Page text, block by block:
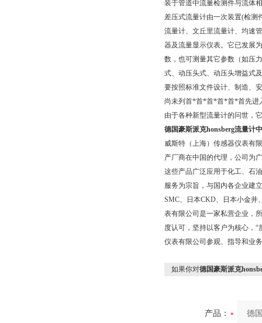
装于管道中流量检测件与流体
差压式流量计由一次装置(检测
流量计、文丘里流量计、均速
器及流量显示仪表。它已发展
数，也可测量其它参数（如压
式、动压头式、动压头增益式
要按照标准文件设计、制造、
尚未列首*首*首*首*首*首先进
由于各种新型流量计的问世，
德国豪斯派克honsberg流量计
威斯特（上海）传感器仪表有
产厂商在中国的代理，公司为
这些产品广泛应用于化工、石
服务为宗旨，与国内各企业建
SMC、日本CKD、日本小金井
表有限公司是一家私营企业，
度认可，坚持以客户为核心，
仪表有限公司参观、指导和业
如果你对德国豪斯派克
产品：